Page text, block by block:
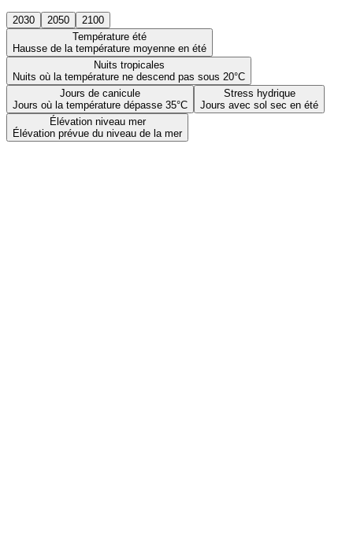
2030 2050
2100
Température été
Hausse de la température moyenne en été
Nuits tropicales
Nuits où la température ne descend pas sous 20°C
Jours de canicule
Jours où la température dépasse 35°C
Stress hydrique
Jours avec sol sec en été
Élévation niveau mer
Élévation prévue du niveau de la mer